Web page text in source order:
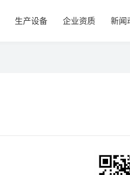
生产设备 企业资质 新闻